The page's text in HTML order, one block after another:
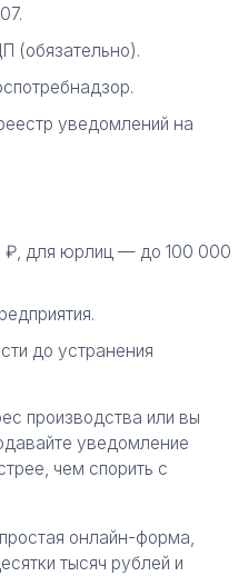
(обязательно).
уведомлений на
для юрлиц — до 100 000
до устранения
производства или вы
уведомление
чем спорить с
онлайн-форма,
тысяч рублей и